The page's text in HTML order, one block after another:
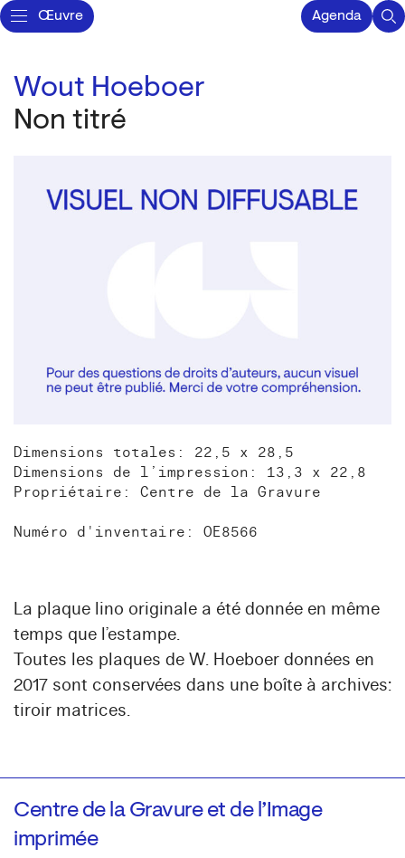
Œuvre Agenda
Wout Hoeboer
Non titré
Dimensions totales: 22,5 x 28,5
Dimensions de l’impression: 13,3 x 22,8
Propriétaire: Centre de la Gravure
Numéro d'inventaire: OE8566
La plaque lino originale a été donnée en même
temps que l’estampe.
Toutes les plaques de W. Hoeboer données en
2017 sont conservées dans une boîte à archives:
tiroir matrices.
Centre de la Gravure et de l’Image
imprimée